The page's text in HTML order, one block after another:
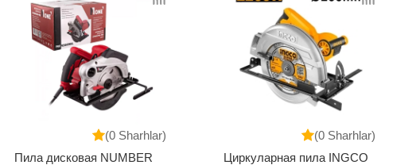
(0 Sharhlar)
Пила дисковая NUMBER
(0 Sharhlar)
Циркуларная пила INGCO